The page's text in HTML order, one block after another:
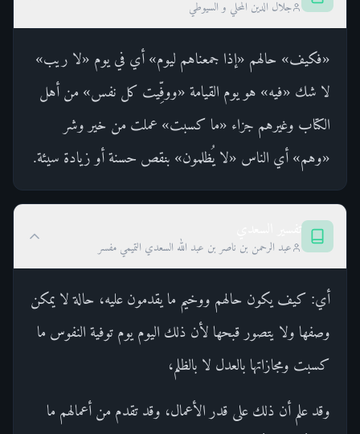
جلال الدين المحلي و السيوطي
«فكيف» حالهم «إذا جمعناهم ليوم» أي في يوم «لا ريب»
لا شك «فيه» هو يوم القيامة «ووفِّيت كل نفس» من أهل
الكتاب وغيرهم جزاء «ما كسبت» عملت من خير وشر
«وهم» أي الناس «لا يُظلمون» بنقص حسنة أو زيادة سيئة.
عبد الرحمن بن ناصر بن عبد الله السعدي التميمي مفسر
أي: كيف يكون حالهم ووخيم ما يقدمون عليه، حالة لا يمكن
وصفها ولا يتصور قبحها لأن ذلك اليوم يوم توفية النفوس ما
كسبت ومجازاتها بالعدل لا بالظلم،
وقد علم أن ذلك على قدر الأعمال، وقد تقدم من أعمالهم ما